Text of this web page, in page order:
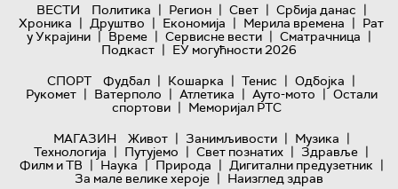
ВЕСТИ Политика | Регион | Свет | Србија данас |
Хроника | Друштво | Економија | Мерила времена | Рат
у Украјини | Време | Сервисне вести | Сматрачница |
Подкаст | ЕУ могућности 2026
СПОРТ
Фудбал | Кошарка | Тенис | Одбојка |
Рукомет | Ватерполо | Атлетика | Ауто-мото | Остали
спортови | Меморијал РТС
МАГАЗИН
Живот | Занимљивости | Музика |
Технологијa | Путујемо | Свет познатих | Здравље |
Филм и ТВ | Наука | Природа | Дигитални предузетник |
За мале велике хероје | Наизглед здрав